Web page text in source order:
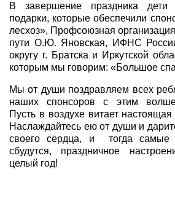
В завершение праздника дети
подарки, которые обеспечили
лесхоз», Профсоюзная
пути О.Ю. Яновская, ИФНС
округу г. Братска и Иркутской
которым мы говорим: «Большое
Мы от души поздравляем всех
наших спонсоров с этим
Пусть в воздухе витает
Наслаждайтесь ею от души и
своего сердца, и тогда самые
сбудутся, праздничное
целый год!